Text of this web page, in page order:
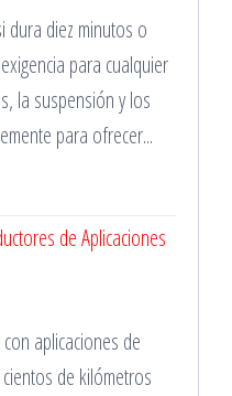
dura diez minutos o
para cualquier
la suspensión y los
para ofrecer...
de Aplicaciones
aplicaciones de
de kilómetros